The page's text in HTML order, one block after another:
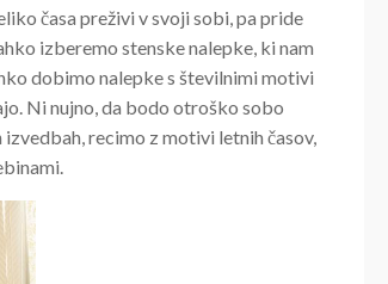
časa preživi v svoji sobi, pa pride
izberemo stenske nalepke, ki nam
dobimo nalepke s številnimi motivi
Ni nujno, da bodo otroško sobo
recimo z motivi letnih časov,